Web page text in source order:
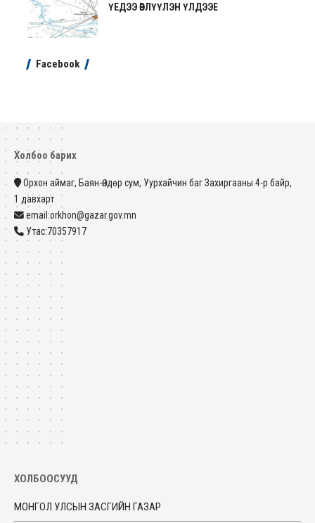
ҮЕДЭЭ ӨВЛҮҮЛЭН ҮЛДЭЭЕ
Facebook
Холбоо барих
Орхон аймаг, Баян-Өндөр сум, Уурхайчин баг Захиргааны 4-р байр,
1 давхарт
email:orkhon@gazar.gov.mn
Утас:70357917
ХОЛБООСУУД
МОНГОЛ УЛСЫН ЗАСГИЙН ГАЗАР